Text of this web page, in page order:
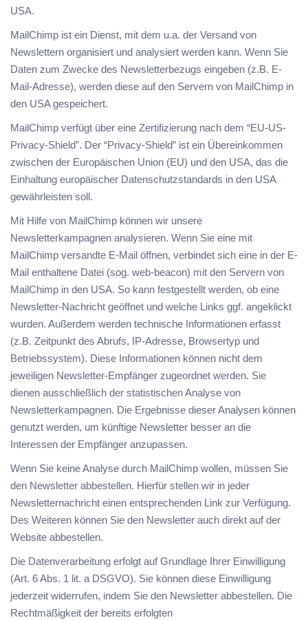
USA.
MailChimp ist ein Dienst, mit dem u.a. der Versand von
Newslettern organisiert und analysiert werden kann. Wenn Sie
Daten zum Zwecke des Newsletterbezugs eingeben (z.B. E-
Mail-Adresse), werden diese auf den Servern von MailChimp in
den USA gespeichert.
MailChimp verfügt über eine Zertifizierung nach dem “EU-US-
Privacy-Shield”. Der “Privacy-Shield” ist ein Übereinkommen
zwischen der Europäischen Union (EU) und den USA, das die
Einhaltung europäischer Datenschutzstandards in den USA
gewährleisten soll.
Mit Hilfe von MailChimp können wir unsere
Newsletterkampagnen analysieren. Wenn Sie eine mit
MailChimp versandte E-Mail öffnen, verbindet sich eine in der E-
Mail enthaltene Datei (sog. web-beacon) mit den Servern von
MailChimp in den USA. So kann festgestellt werden, ob eine
Newsletter-Nachricht geöffnet und welche Links ggf. angeklickt
wurden. Außerdem werden technische Informationen erfasst
(z.B. Zeitpunkt des Abrufs, IP-Adresse, Browsertyp und
Betriebssystem). Diese Informationen können nicht dem
jeweiligen Newsletter-Empfänger zugeordnet werden. Sie
dienen ausschließlich der statistischen Analyse von
Newsletterkampagnen. Die Ergebnisse dieser Analysen können
genutzt werden, um künftige Newsletter besser an die
Interessen der Empfänger anzupassen.
Wenn Sie keine Analyse durch MailChimp wollen, müssen Sie
den Newsletter abbestellen. Hierfür stellen wir in jeder
Newsletternachricht einen entsprechenden Link zur Verfügung.
Des Weiteren können Sie den Newsletter auch direkt auf der
Website abbestellen.
Die Datenverarbeitung erfolgt auf Grundlage Ihrer Einwilligung
(Art. 6 Abs. 1 lit. a DSGVO). Sie können diese Einwilligung
jederzeit widerrufen, indem Sie den Newsletter abbestellen. Die
Rechtmäßigkeit der bereits erfolgten